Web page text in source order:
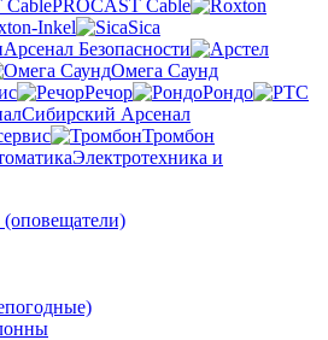
PROCAST Cable
Inkel
Sica
Арсенал Безопасности
Омега Саунд
Речор
Рондо
Сибирский Арсенал
Тромбон
Электротехника и
(оповещатели)